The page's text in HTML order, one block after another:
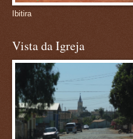
Ibitira
Vista da Igreja